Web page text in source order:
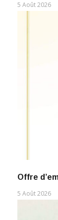
5 Août 2026
Offre
5 Août 2026